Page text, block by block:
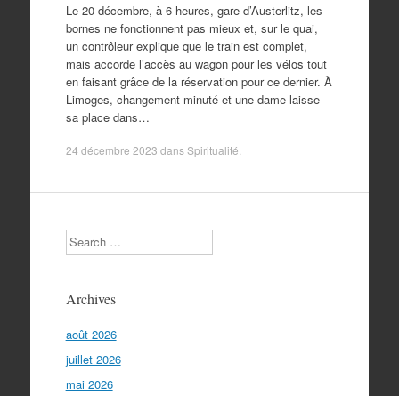
Le 20 décembre, à 6 heures, gare d’Austerlitz, les
bornes ne fonctionnent pas mieux et, sur le quai,
un contrôleur explique que le train est complet,
mais accorde l’accès au wagon pour les vélos tout
en faisant grâce de la réservation pour ce dernier. À
Limoges, changement minuté et une dame laisse
sa place dans…
24 décembre 2023 dansSpiritualité
Search
Archives
août 2026
juillet 2026
mai 2026